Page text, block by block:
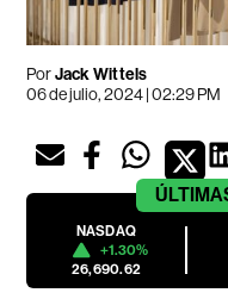
PorJack Wittels
06 de julio, 2024 | 02:29 PM
NASDAQ
+1.30%
26,690.62